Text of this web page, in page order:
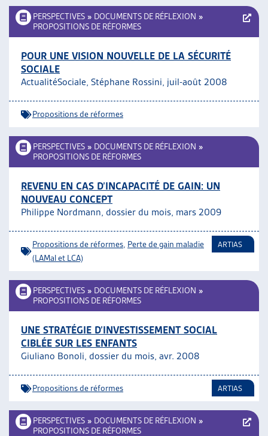
PERSPECTIVES » DOCUMENTS DE RÉFLEXION »
PROPOSITIONS DE RÉFORMES
POUR UNE VISION NOUVELLE DE LA SÉCURITÉ
SOCIALE
ActualitéSociale, Stéphane Rossini, juil-août 2008
Propositions de réformes
PERSPECTIVES » DOCUMENTS DE RÉFLEXION »
PROPOSITIONS DE RÉFORMES
REVENU EN CAS D’INCAPACITÉ DE GAIN: UN
NOUVEAU CONCEPT
Philippe Nordmann, dossier du mois, mars 2009
Propositions de réformes Perte de gain maladie
(LAMal et LCA)
ARTIAS
PERSPECTIVES » DOCUMENTS DE RÉFLEXION »
PROPOSITIONS DE RÉFORMES
UNE STRATÉGIE D’INVESTISSEMENT SOCIAL
CIBLÉE SUR LES ENFANTS
Giuliano Bonoli, dossier du mois, avr. 2008
Propositions de réformes ARTIAS
PERSPECTIVES » DOCUMENTS DE RÉFLEXION »
PROPOSITIONS DE RÉFORMES